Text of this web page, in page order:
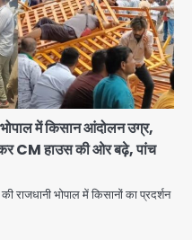
में किसान आंदोलन उग्र,
CM हाउस की ओर बढ़े, पांच
भोपाल में किसानों का प्रदर्शन
Noida: फेलिक्स
में मिलेगी 24 घंटे ऑनलाइन